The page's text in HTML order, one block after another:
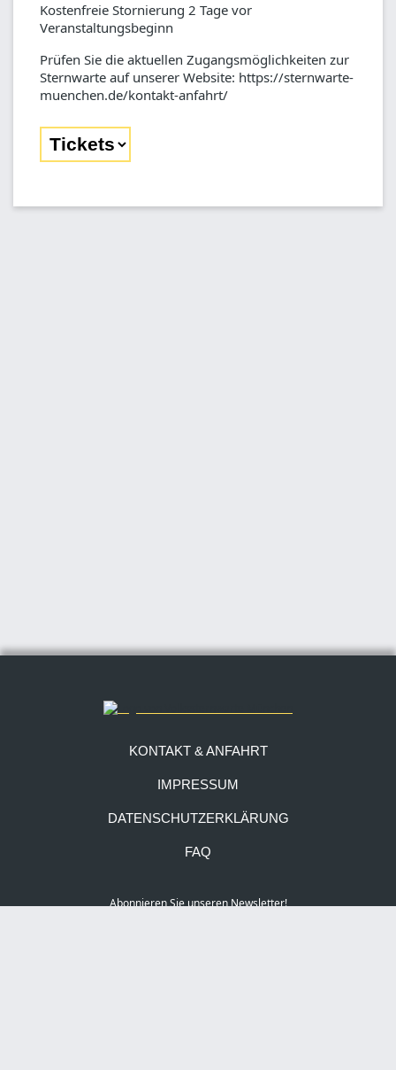
Kostenfreie Stornierung 2 Tage vor
Veranstaltungsbeginn
Prüfen Sie die aktuellen Zugangsmöglichkeiten zur
Sternwarte auf unserer Website: https://sternwarte-
muenchen.de/kontakt-anfahrt/
KONTAKT & ANFAHRT
IMPRESSUM
DATENSCHUTZERKLÄRUNG
FAQ
Abonnieren Sie unseren Newsletter!